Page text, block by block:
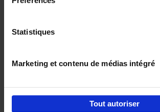
Statistiques
Marketing et contenu de médias intégré
Tout autoriser
completely